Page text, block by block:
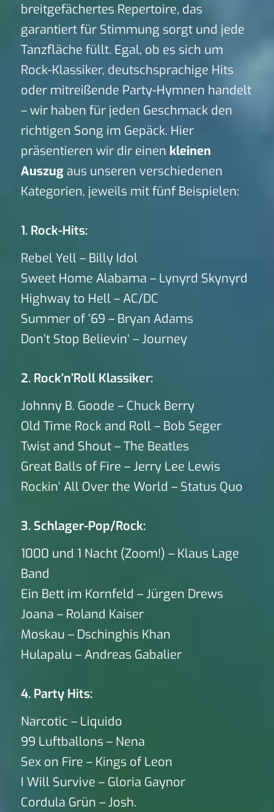
breitgefächertes Repertoire, das
garantiert für Stimmung sorgt und jede
Tanzfläche füllt. Egal, ob es sich um
Rock-Klassiker, deutschsprachige Hits
oder mitreißende Party-Hymnen handelt
– wir haben für jeden Geschmack den
richtigen Song im Gepäck. Hier
präsentieren wir dir einen kleinen
Auszugaus unseren verschiedenen
Kategorien, jeweils mit fünf Beispielen:
1. Rock-Hits:
Rebel Yell – Billy Idol
Sweet Home Alabama – Lynyrd Skynyrd
Highway to Hell – AC/DC
Summer of ’69 – Bryan Adams
Don’t Stop Believin‘ – Journey
2. Rock’n’Roll Klassiker:
Johnny B. Goode – Chuck Berry
Old Time Rock and Roll – Bob Seger
Twist and Shout – The Beatles
Great Balls of Fire – Jerry Lee Lewis
Rockin‘ All Over the World – Status Quo
3. Schlager-Pop/Rock:
1000 und 1 Nacht (Zoom!) – Klaus Lage
Band
Ein Bett im Kornfeld – Jürgen Drews
Joana – Roland Kaiser
Moskau – Dschinghis Khan
Hulapalu – Andreas Gabalier
4. Party Hits:
Narcotic – Liquido
99 Luftballons – Nena
Sex on Fire – Kings of Leon
I Will Survive – Gloria Gaynor
Cordula Grün – Josh.